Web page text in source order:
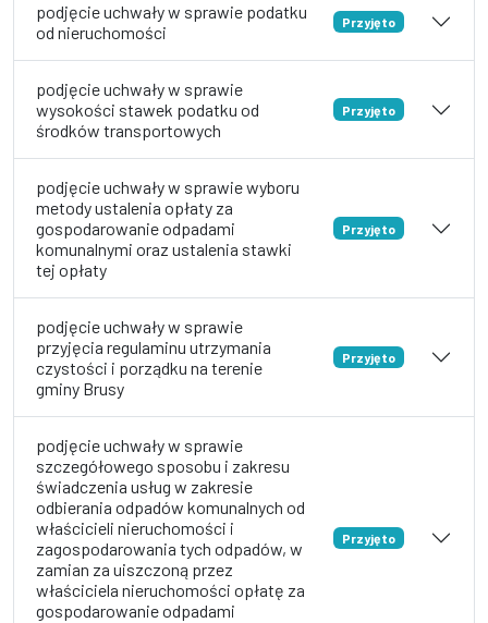
podjęcie uchwały w sprawie podatku
od nieruchomości
Przyjęto
podjęcie uchwały w sprawie
wysokości stawek podatku od
środków transportowych
Przyjęto
podjęcie uchwały w sprawie wyboru
metody ustalenia opłaty za
gospodarowanie odpadami
komunalnymi oraz ustalenia stawki
tej opłaty
Przyjęto
podjęcie uchwały w sprawie
przyjęcia regulaminu utrzymania
czystości i porządku na terenie
gminy Brusy
Przyjęto
podjęcie uchwały w sprawie
szczegółowego sposobu i zakresu
świadczenia usług w zakresie
odbierania odpadów komunalnych od
właścicieli nieruchomości i
zagospodarowania tych odpadów, w
zamian za uiszczoną przez
właściciela nieruchomości opłatę za
gospodarowanie odpadami
Przyjęto